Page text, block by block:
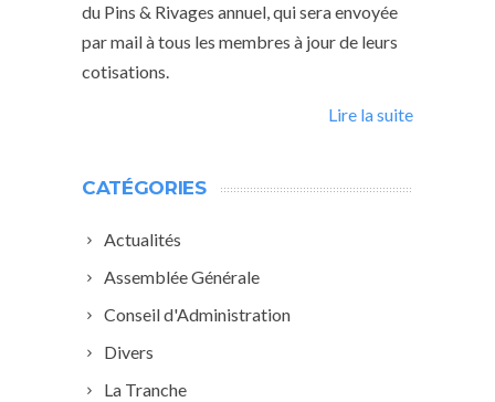
du Pins & Rivages annuel, qui sera envoyée
par mail à tous les membres à jour de leurs
cotisations.
Lire la suite
CATÉGORIES
Actualités
Assemblée Générale
Conseil d'Administration
Divers
La Tranche